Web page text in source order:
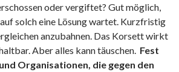
oder vergiftet? Gut möglich,
solch eine Lösung wartet. Kurzfristig
anzubahnen. Das Korsett wirkt
Aber alles kann täuschen. Fest
Organisationen, die gegen den